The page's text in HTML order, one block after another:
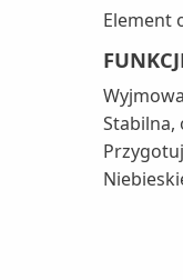
Element